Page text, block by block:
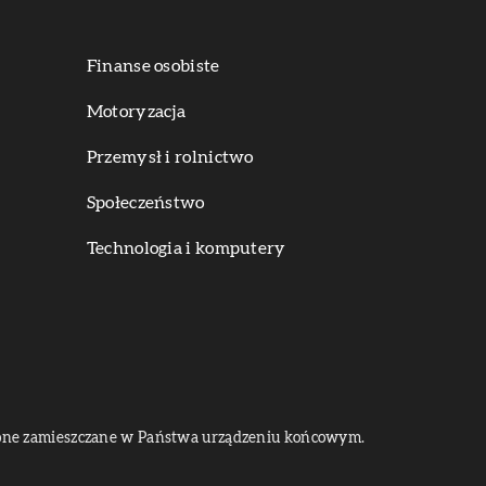
Finanse osobiste
Motoryzacja
Przemysł i rolnictwo
Społeczeństwo
Technologia i komputery
zamieszczane w Państwa urządzeniu końcowym.